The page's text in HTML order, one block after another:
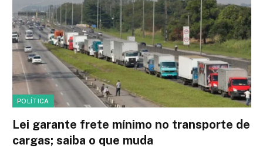
POLÍTICA
Lei garante frete mínimo no transporte de
cargas; saiba o que muda